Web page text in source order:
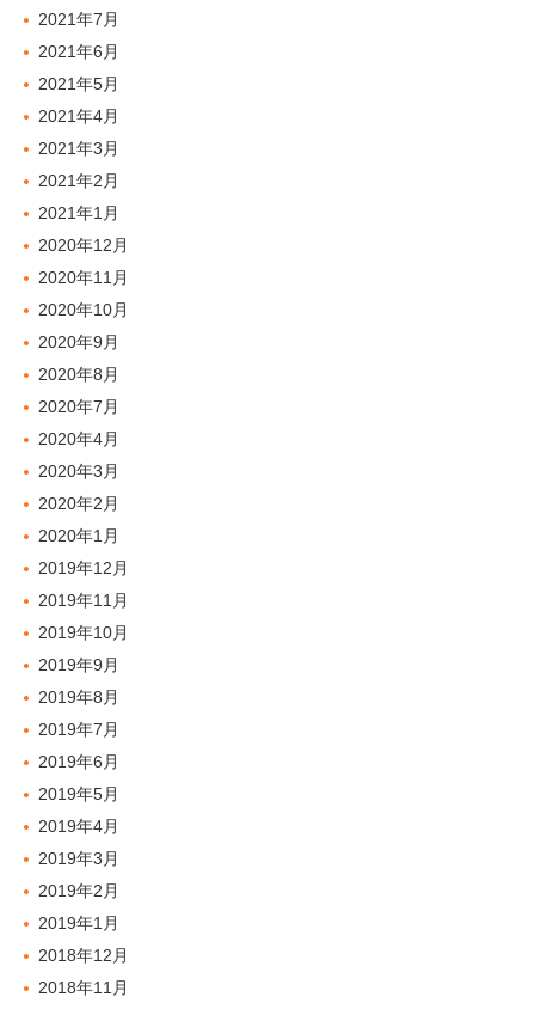
2021年7月
2021年6月
2021年5月
2021年4月
2021年3月
2021年2月
2021年1月
2020年12月
2020年11月
2020年10月
2020年9月
2020年8月
2020年7月
2020年4月
2020年3月
2020年2月
2020年1月
2019年12月
2019年11月
2019年10月
2019年9月
2019年8月
2019年7月
2019年6月
2019年5月
2019年4月
2019年3月
2019年2月
2019年1月
2018年12月
2018年11月